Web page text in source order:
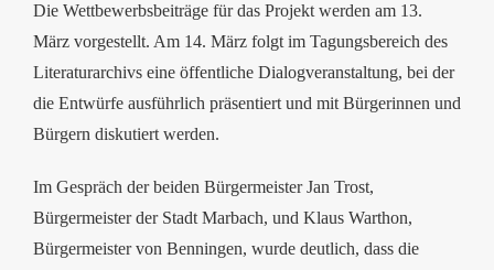
Die Wettbewerbsbeiträge für das Projekt werden am 13.
März vorgestellt. Am 14. März folgt im Tagungsbereich des
Literaturarchivs eine öffentliche Dialogveranstaltung, bei der
die Entwürfe ausführlich präsentiert und mit Bürgerinnen und
Bürgern diskutiert werden.
Im Gespräch der beiden Bürgermeister Jan Trost,
Bürgermeister der Stadt Marbach, und Klaus Warthon,
Bürgermeister von Benningen, wurde deutlich, dass die